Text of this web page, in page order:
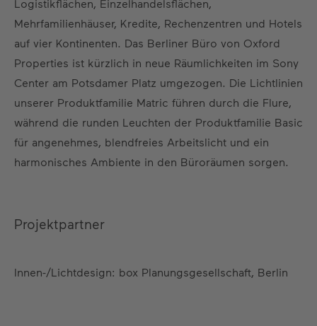
Logistikflächen, Einzelhandelsflächen,
Mehrfamilienhäuser, Kredite, Rechenzentren und Hotels
auf vier Kontinenten. Das Berliner Büro von Oxford
Properties ist kürzlich in neue Räumlichkeiten im Sony
Center am Potsdamer Platz umgezogen. Die Lichtlinien
unserer Produktfamilie Matric führen durch die Flure,
während die runden Leuchten der Produktfamilie Basic
für angenehmes, blendfreies Arbeitslicht und ein
harmonisches Ambiente in den Büroräumen sorgen.
Projektpartner
Innen-/Lichtdesign: box Planungsgesellschaft, Berlin